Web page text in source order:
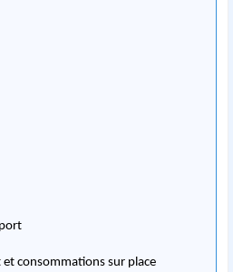
et consommations sur place